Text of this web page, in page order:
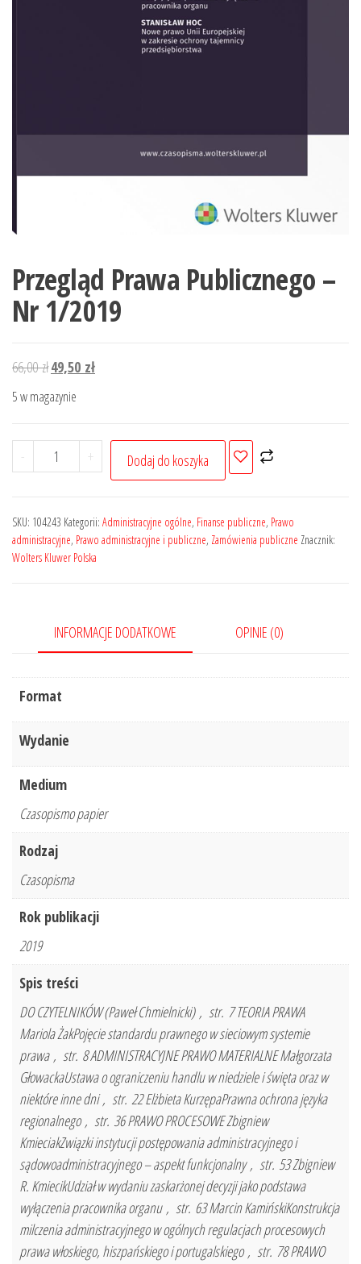
Przegląd Prawa Publicznego –
Nr 1/2019
66,00złPierwotna
cena
wynosiła:
49,50 złAktualna
5 w magazynie
-
ilość
Przegląd
Publicznego
-
Nr
+ Dodaj do koszyka
SKU: 104243 Kategorii: Administracyjne ogólne, Finanse publiczne, Prawo
administracyjne, Prawo administracyjne i publiczne, Zamówienia publiczne Znacznik:
Wolters Kluwer Polska
INFORMACJE DODATKOWE OPINIE (0)
Format
Wydanie
Medium
Czasopismo papier
Rodzaj
Czasopisma
Rok publikacji
2019
Spis treści
DO CZYTELNIKÓW (Paweł Chmielnicki) , str. 7 TEORIA PRAWA
Mariola ŻakPojęcie standardu prawnego w sieciowym systemie
prawa , str. 8 ADMINISTRACYJNE PRAWO MATERIALNE Małgorzata
GłowackaUstawa o ograniczeniu handlu w niedziele i święta oraz w
niektóre inne dni , str. 22 Elżbieta KurzępaPrawna ochrona języka
regionalnego , str. 36 PRAWO PROCESOWE Zbigniew
KmieciakZwiązki instytucji postępowania administracyjnego i
sądowoadministracyjnego – aspekt funkcjonalny , str. 53 Zbigniew
R. KmiecikUdział w wydaniu zaskarżonej decyzji jako podstawa
wyłączenia pracownika organu , str. 63 Marcin KamińskiKonstrukcja
milczenia administracyjnego w ogólnych regulacjach procesowych
prawa włoskiego, hiszpańskiego i portugalskiego , str. 78 PRAWO